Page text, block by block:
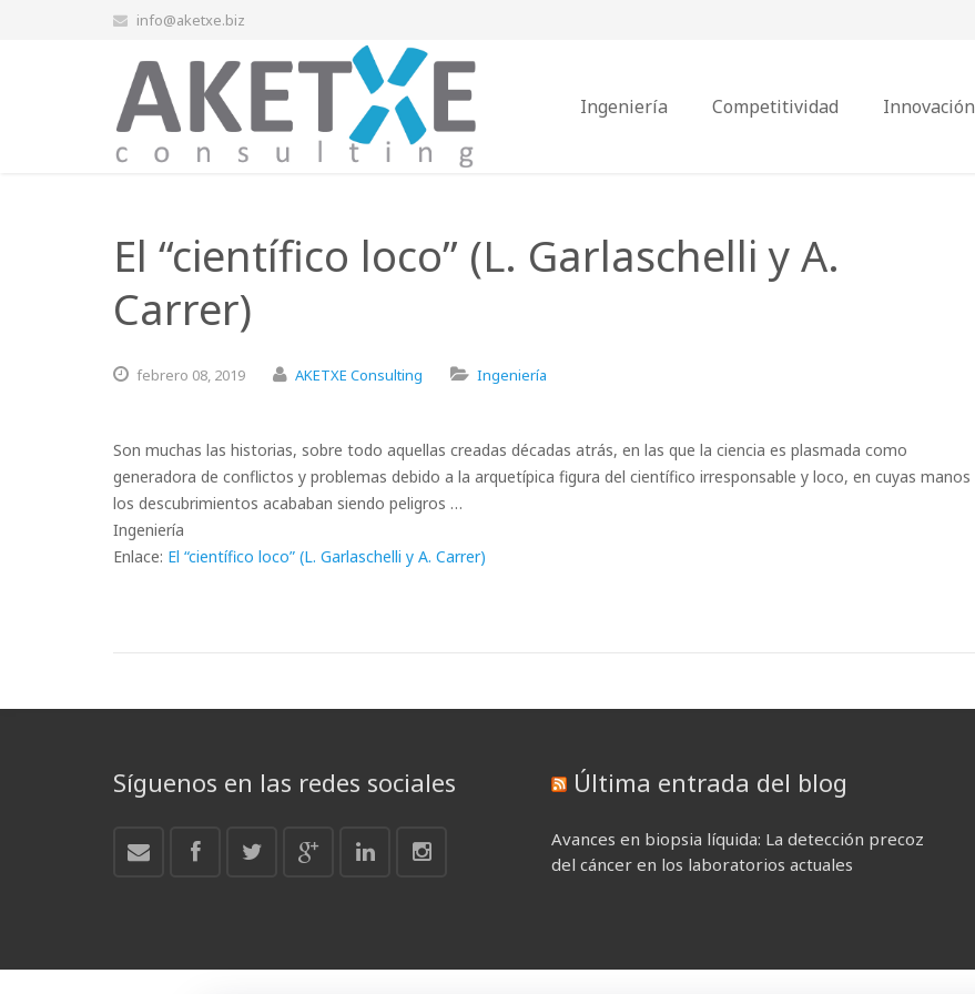
info@aketxe.biz
Ingeniería Competitividad Innovación
El “científico loco” (L. Garlaschelli y A.
Carrer)
febrero 08, 2019 AKETXE Consulting Ingeniería
Son muchas las historias, sobre todo aquellas creadas décadas atrás, en las que la ciencia es plasmada como
generadora de conflictos y problemas debido a la arquetípica figura del científico irresponsable y loco, en cuyas manos
los descubrimientos acababan siendo peligros …
Ingeniería
Enlace: El “científico loco” (L. Garlaschelli y A. Carrer)
Síguenos en las redes sociales Última entrada del blog
Avances en biopsia líquida: La detección precoz
del cáncer en los laboratorios actuales